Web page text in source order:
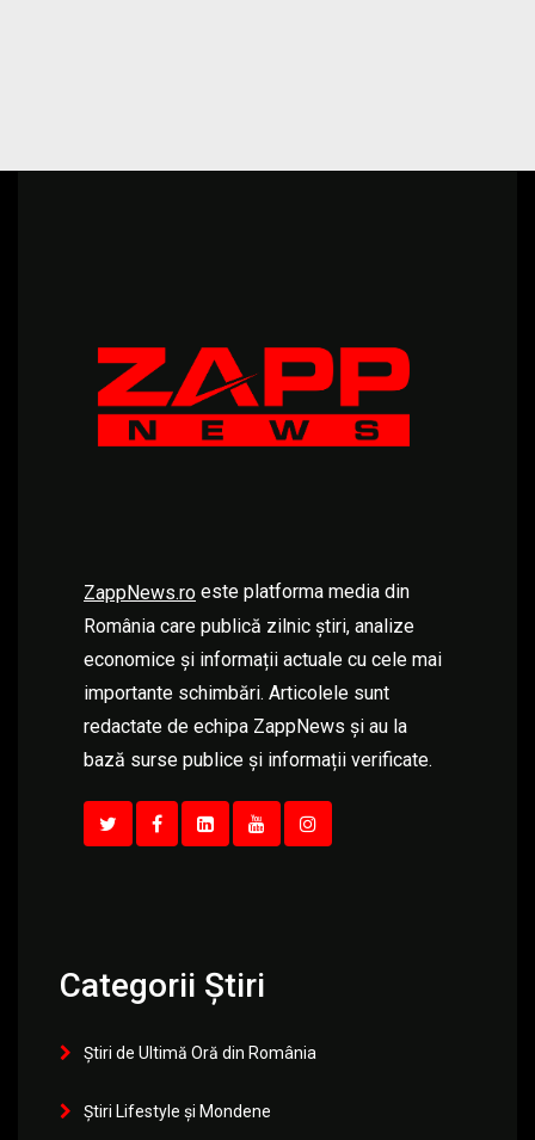
ZappNews.ro este platforma media din
România care publică zilnic știri, analize
economice și informații actuale cu cele mai
importante schimbări. Articolele sunt
redactate de echipa ZappNews și au la
bază surse publice și informații verificate.
Categorii Știri
Știri de Ultimă Oră din România
Știri Lifestyle și Mondene